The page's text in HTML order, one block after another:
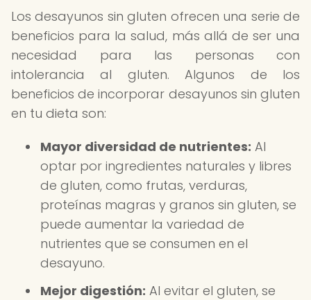
Los desayunos sin gluten ofrecen una serie de
beneficios para la salud, más allá de ser una
necesidad para las personas con
intolerancia al gluten. Algunos de los
beneficios de incorporar desayunos sin gluten
en tu dieta son:
Mayor diversidad de nutrientes: Al
optar por ingredientes naturales y libres
de gluten, como frutas, verduras,
proteínas magras y granos sin gluten, se
puede aumentar la variedad de
nutrientes que se consumen en el
desayuno.
Mejor digestión: Al evitar el gluten, se